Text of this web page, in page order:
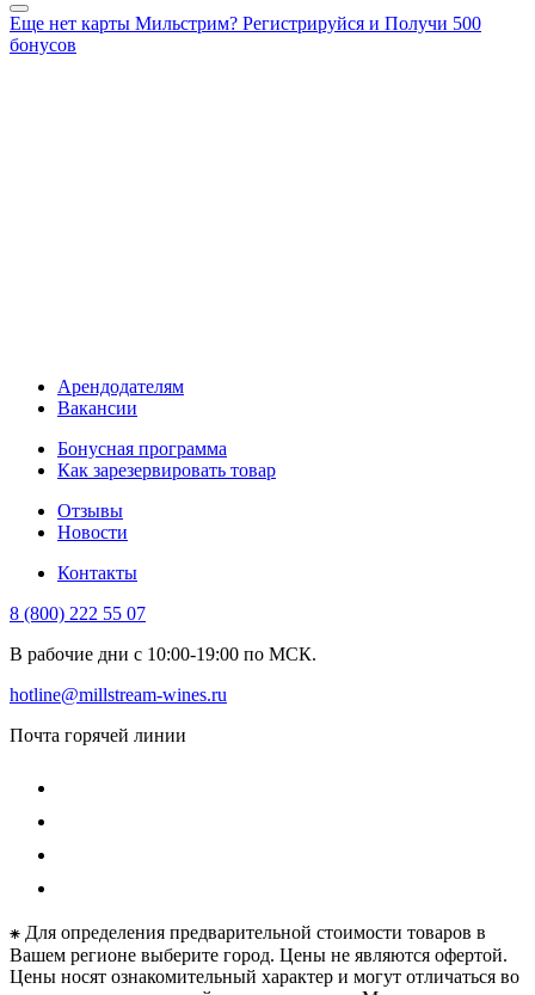
Еще нет карты Мильстрим? Регистрируйся и Получи 500
бонусов
Арендодателям
Вакансии
Бонусная программа
Как зарезервировать товар
Отзывы
Новости
Контакты
8 (800) 222 55 07
В рабочие дни с 10:00-19:00 по МСК.
hotline@millstream-wines.ru
Почта горячей линии
⁕ Для определения предварительной стоимости товаров в
Вашем регионе выберите город. Цены не являются офертой.
Цены носят ознакомительный характер и могут отличаться во